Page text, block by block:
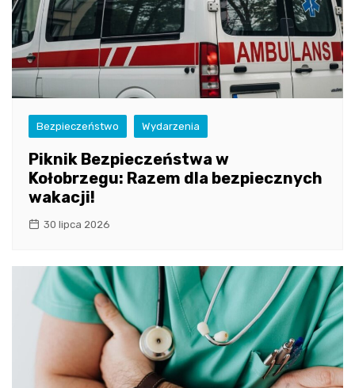
Bezpieczeństwo Wydarzenia
Piknik Bezpieczeństwa w
Kołobrzegu: Razem dla bezpiecznych
wakacji!
30 lipca 2026